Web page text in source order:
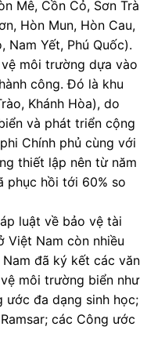
Mê, Cồn Cỏ, Sơn Trà
Hòn Mun, Hòn Cau,
Nam Yết, Phú Quốc).
môi trường dựa vào
công. Đó là khu
Khánh Hòa), do
và phát triển cộng
Chính phủ cùng với
thiết lập nên từ năm
phục hồi tới 60% so
luật về bảo vệ tài
Việt Nam còn nhiều
đã ký kết các văn
môi trường biển như
ước đa dạng sinh học;
các Công ước